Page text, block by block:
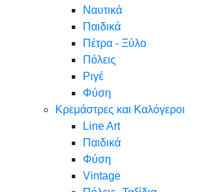
Ναυτικά
Παιδικά
Πέτρα - Ξύλο
Πόλεις
Ριγέ
Φύση
Κρεμάστρες και Καλόγεροι
Line Art
Παιδικά
Φύση
Vintage